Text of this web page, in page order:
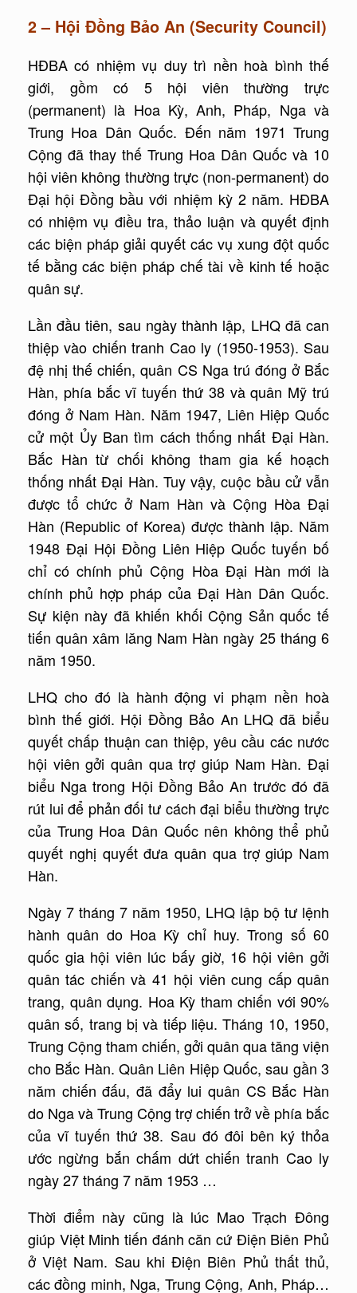
2 – Hội Đồng Bảo An (Security Council)
HĐBA có nhiệm vụ duy trì nền hoà bình thế
giới, gồm có 5 hội viên thường trực
(permanent) là Hoa Kỳ, Anh, Pháp, Nga và
Trung Hoa Dân Quốc. Đến năm 1971 Trung
Cộng đã thay thế Trung Hoa Dân Quốc và 10
hội viên không thường trực (non-permanent) do
Đại hội Đồng bầu với nhiệm kỳ 2 năm. HĐBA
có nhiệm vụ điều tra, thảo luận và quyết định
các biện pháp giải quyết các vụ xung đột quốc
tế bằng các biện pháp chế tài về kinh tế hoặc
quân sự.
Lần đầu tiên, sau ngày thành lập, LHQ đã can
thiệp vào chiến tranh Cao ly (1950-1953). Sau
đệ nhị thế chiến, quân CS Nga trú đóng ở Bắc
Hàn, phía bắc vĩ tuyến thứ 38 và quân Mỹ trú
đóng ở Nam Hàn. Năm 1947, Liên Hiệp Quốc
cử một Ủy Ban tìm cách thống nhất Đại Hàn.
Bắc Hàn từ chối không tham gia kế hoạch
thống nhất Đại Hàn. Tuy vậy, cuộc bầu cử vẫn
được tổ chức ở Nam Hàn và Cộng Hòa Đại
Hàn (Republic of Korea) được thành lập. Năm
1948 Đại Hội Đồng Liên Hiệp Quốc tuyến bố
chỉ có chính phủ Cộng Hòa Đại Hàn mới là
chính phủ hợp pháp của Đại Hàn Dân Quốc.
Sự kiện này đã khiến khối Cộng Sản quốc tế
tiến quân xâm lăng Nam Hàn ngày 25 tháng 6
năm 1950.
LHQ cho đó là hành động vi phạm nền hoà
bình thế giới. Hội Đồng Bảo An LHQ đã biểu
quyết chấp thuận can thiệp, yêu cầu các nước
hội viên gởi quân qua trợ giúp Nam Hàn. Đại
biểu Nga trong Hội Đồng Bảo An trước đó đã
rút lui để phản đối tư cách đại biểu thường trực
của Trung Hoa Dân Quốc nên không thể phủ
quyết nghị quyết đưa quân qua trợ giúp Nam
Hàn.
Ngày 7 tháng 7 năm 1950, LHQ lập bộ tư lệnh
hành quân do Hoa Kỳ chỉ huy. Trong số 60
quốc gia hội viên lúc bấy giờ, 16 hội viên gởi
quân tác chiến và 41 hội viên cung cấp quân
trang, quân dụng. Hoa Kỳ tham chiến với 90%
quân số, trang bị và tiếp liệu. Tháng 10, 1950,
Trung Cộng tham chiến, gởi quân qua tăng viện
cho Bắc Hàn. Quân Liên Hiệp Quốc, sau gần 3
năm chiến đấu, đã đẩy lui quân CS Bắc Hàn
do Nga và Trung Cộng trợ chiến trở về phía bắc
của vĩ tuyến thứ 38. Sau đó đôi bên ký thỏa
ước ngừng bắn chấm dứt chiến tranh Cao ly
ngày 27 tháng 7 năm 1953 …
Thời điểm này cũng là lúc Mao Trạch Đông
giúp Việt Minh tiến đánh căn cứ Điện Biên Phủ
ở Việt Nam. Sau khi Điện Biên Phủ thất thủ,
các đồng minh, Nga, Trung Cộng, Anh, Pháp…